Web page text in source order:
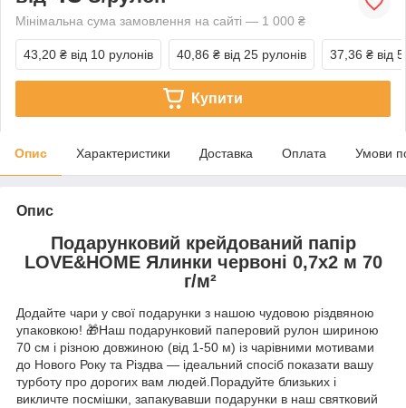
Мінімальна сума замовлення на сайті — 1 000 ₴
43,20 ₴ від 10 рулонів 40,86 ₴ від 25 рулонів 37,36 ₴ від
Купити
Опис Характеристики Доставка Оплата Умови
Опис
Подарунковий крейдований папір
LOVE&HOME Ялинки червоні 0,7х2 м 70
г/м²
Додайте чари у свої подарунки з нашою чудовою різдвяною
упаковкою! 🎁Наш подарунковий паперовий рулон шириною
70 см і різною довжиною (від 1-50 м) із чарівними мотивами
до Нового Року та Різдва — ідеальний спосіб показати вашу
турботу про дорогих вам людей.Порадуйте близьких і
викличте посмішки, запакувавши подарунки в наш святковий